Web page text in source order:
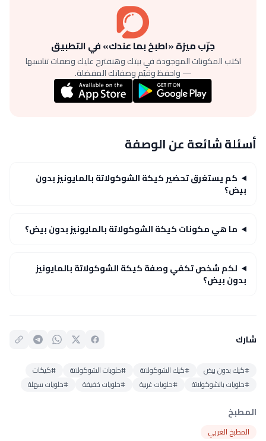
جرّب ميزة «اطبخ بما عندك» في التطبيق
اكتب المكونات الموجودة في بيتك وهنقترح عليك وصفات تناسبها
— واحفظ وقيّم وصفاتك المفضلة.
أسئلة شائعة عن الوصفة
كم يستغرق تحضير كيكة الشوكولاتة بالمايونيز بدون
بيض؟
ما هي مكونات كيكة الشوكولاتة بالمايونيز بدون بيض؟
لكم شخص تكفي وصفة كيكة الشوكولاتة بالمايونيز
بدون بيض؟
شارك
#كيك بدون بيض #كيك الشوكولاتة #حلويات الشوكولاتة
#كيكات
#حلويات بالشوكولاتة
#حلويات غربية #حلويات خفيفة #حلويات سهلة
المطبخ
المطبخ الغربي